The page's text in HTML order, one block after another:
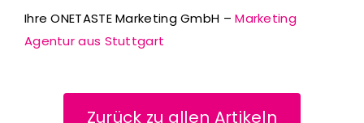
Ihre ONETASTE Marketing GmbH –Marketing
Agentur aus Stuttgart
Zurück zu allen Artikeln